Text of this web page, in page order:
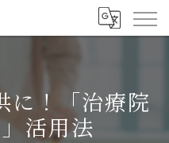
に！「治療院
活用法